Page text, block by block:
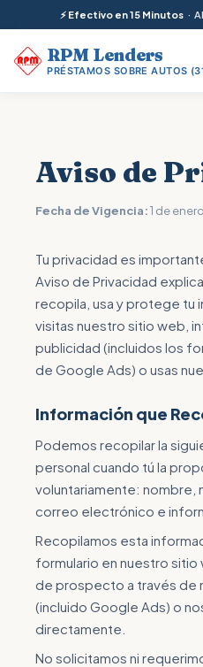
⚡ Efectivo en 15 Minutos ·
RPM Lenders
PRÉSTAMOS SOBRE AUTOS
Aviso de
Fecha de Vigencia:1 de
Tu privacidad es
Aviso de Privacidad
recopila, usa y protege tu
visitas nuestro sitio web,
publicidad (incluidos los
de Google Ads) o usas
Información que
Podemos recopilar la
personal cuando tú la
voluntariamente: nombre,
correo electrónico e
Recopilamos esta
formulario en nuestro sitio
de prospecto a través de
(incluido Google Ads) o
directamente.
No solicitamos ni